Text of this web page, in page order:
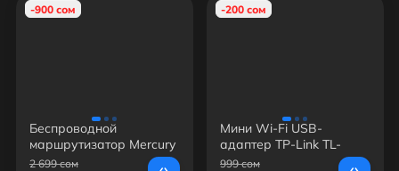
-900 сом
Беспроводной
маршрутизатор Mercury
MW325R
2 699 сом
-200 сом
Мини Wi-Fi USB-
адаптер TP-Link TL-
WN823N N300
999 сом